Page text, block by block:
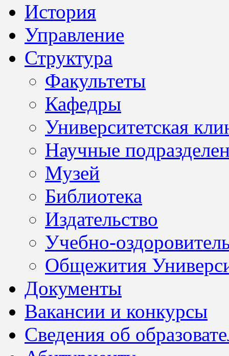
История
Управление
Структура
Факультеты
Кафедры
Университетская
Научные
Музей
Библиотека
Издательство
Учебно-
Общежития
Документы
Вакансии и конкурсы
Сведения об